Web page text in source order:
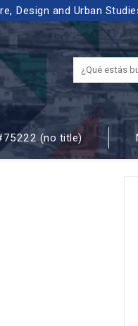
Design and Urban
(no title)